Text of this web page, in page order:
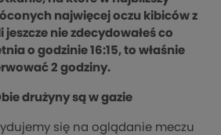
najwięcej oczu kibiców z
jeszcze nie zdecydowałeś co
o godzinie 16:15, to właśnie
2 godziny.
drużyny są w gazie
się na oglądanie meczu